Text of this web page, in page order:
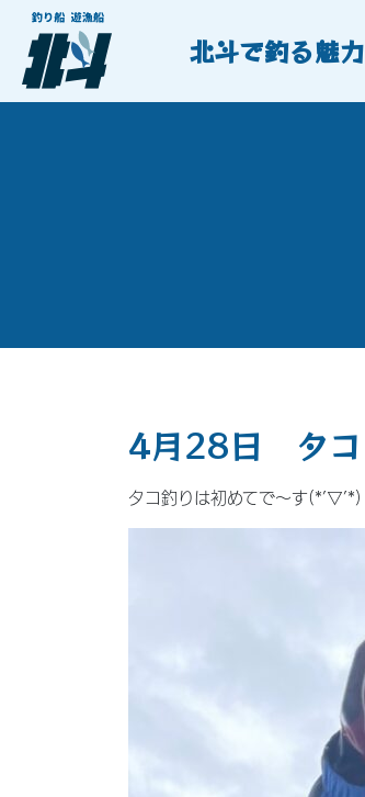
北斗で釣る魅力
4月28日 タコ
タコ釣りは初めてで〜す(*’▽’*)